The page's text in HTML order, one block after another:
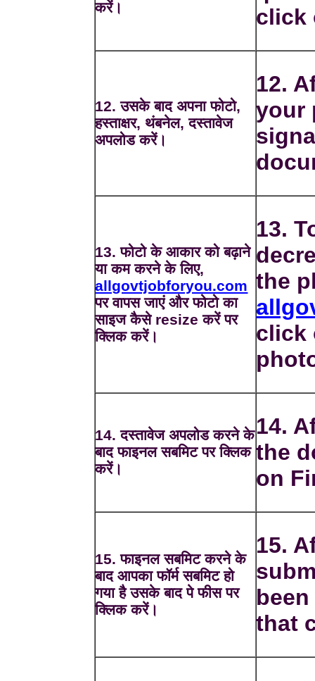
करें।
click
12. उसके बाद अपना फोटो,
हस्ताक्षर, थंबनेल, दस्तावेज
अपलोड करें।
12.
your
13. फोटो के आकार को बढ़ाने
या कम करने के लिए,
allgovtjobforyou.com
पर वापस जाएं और फोटो का
साइज कैसे resize करें पर
क्लिक करें।
13.
the
click
14. दस्तावेज अपलोड करने के
बाद फाइनल सबमिट पर क्लिक
करें।
14.
the
on
15. फाइनल सबमिट करने के
बाद आपका फॉर्म सबमिट हो
गया है उसके बाद पे फीस पर
क्लिक करें।
15.
that